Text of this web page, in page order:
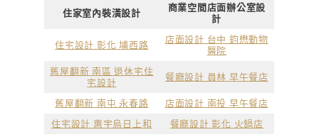
住家室內裝潢設計
商業空間店面辦公室設
計
住宅設計 彰化 埔西路
店面設計 台中 鈞懋動物
醫院
舊屋翻新 南區 退休宅住
宅設計
餐廳設計 員林 早午餐店
舊屋翻新 南屯 永春路
店面設計 南投 早午餐店
住宅設計 惠宇烏日上和
餐廳設計 彰化 火鍋店